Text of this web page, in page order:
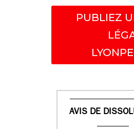
PUBLIEZ
AVIS DE